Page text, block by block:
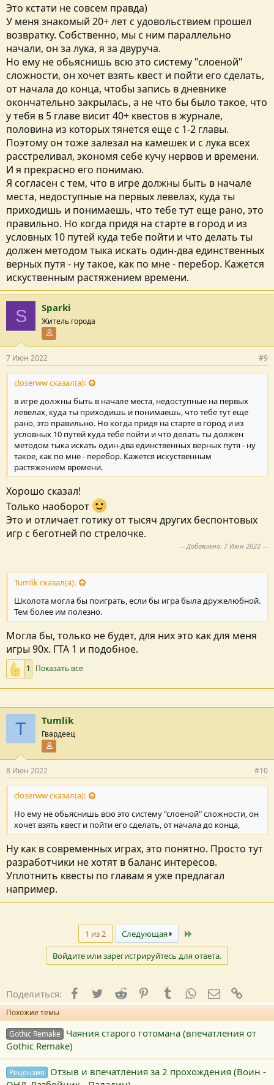
Это кстати не совсем правда)
У меня знакомый 20+ лет с удовольствием прошел
возвратку. Собственно, мы с ним параллельно
начали, он за лука, я за двуруча.
Но ему не обьяснишь всю это систему "слоеной"
сложности, он хочет взять квест и пойти его сделать,
от начала до конца, чтобы запись в дневнике
окончательно закрылась, а не что бы было такое, что
у тебя в 5 главе висит 40+ квестов в журнале,
половина из которых тянется еще с 1-2 главы.
Поэтому он тоже залезал на камешек и с лука всех
расстреливал, экономя себе кучу нервов и времени.
И я прекрасно его понимаю.
Я согласен с тем, что в игре должны быть в начале
места, недоступные на первых левелах, куда ты
приходишь и понимаешь, что тебе тут еще рано, это
правильно. Но когда придя на старте в город и из
условных 10 путей куда тебе пойти и что делать ты
должен методом тыка искать один-два единственных
верных путя - ну такое, как по мне - перебор. Кажется
искуственным растяжением времени.
S Sparki
Житель города
7 Июн 2022 #9
closerww сказал(а):
в игре должны быть в начале места, недоступные на первых
левелах, куда ты приходишь и понимаешь, что тебе тут еще
рано, это правильно. Но когда придя на старте в город и из
условных 10 путей куда тебе пойти и что делать ты должен
методом тыка искать один-два единственных верных путя - ну
такое, как по мне - перебор. Кажется искуственным
растяжением времени.
Хорошо сказал!
Только наоборот
Это и отличает готику от тысяч других беспонтовых
игр с беготней по стрелочке.
--- Добавлено: 7 Июн 2022 ---
Tumlik сказал(а):
Школота могла бы поиграть, если бы игра была дружелюбной.
Тем более им полезно.
Могла бы, только не будет, для них это как для меня
игры 90х. ГТА 1 и подобное.
1 Показать все
T Tumlik
Гвардеец
8 Июн 2022 #10
closerww сказал(а):
Но ему не обьяснишь всю это систему "слоеной" сложности, он
хочет взять квест и пойти его сделать, от начала до конца,
Ну как в современных играх, это понятно. Просто тут
разработчики не хотят в баланс интересов.
Уплотнить квесты по главам я уже предлагал
например.
1 из 2 Следующая
Войдите или зарегистрируйтесь для ответа.
Поделиться: Facebook
TwitterReddit PinterestTumblrWhatsApp
E-mail
Похожие темы
Gothic Remake
Чаяния старого готомана (впечатления от
Gothic Remake)
Рецензия
Отзыв и впечатления за 2 прохождения (Воин -